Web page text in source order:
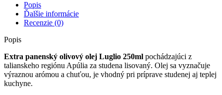
Popis
Ďalšie informácie
Recenzie (0)
Popis
Extra panenský olivový olej Luglio 250ml pochádzajúci z
talianskeho regiónu Apúlia za studena lisovaný. Olej sa vyznačuje
výraznou arómou a chuťou, je vhodný pri príprave studenej aj teplej
kuchyne.